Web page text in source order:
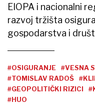
EIOPA i nacionalni
razvoj tržišta
gospodarstva i
#OSIGURANJE #VESNA
#TOMISLAV RADOŠ
#GEOPOLITIČKI RIZICI
#HUO